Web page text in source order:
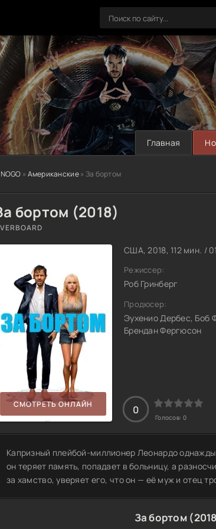
Главная
» Американские» За бортом
бортом (2018)
СМОТРЕТЬ ОНЛАЙН
США, 2018, 112 мин. /
Режиссер:
Роб Гринберг
Продюсер:
Эухенио Дербес, Боб
Брендан Фергюсон
0
Голосов: 0
Капризный плейбой-миллионер Леонардо
он теряет память, попадает в больницу, а
за хамство, уверяет его, что он — её муж и отец
За бортом